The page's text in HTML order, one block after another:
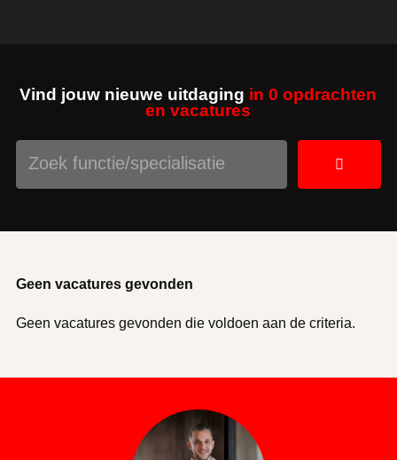
Vind jouw nieuwe uitdaging in 0 opdrachten
en vacatures
Geen vacatures gevonden
Geen vacatures gevonden die voldoen aan de criteria.